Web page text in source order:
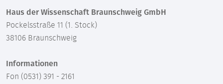
Haus der Wissenschaft Braunschweig GmbH
Pockelsstraße 11 (1. Stock)
38106 Braunschweig
Informationen
Fon (0531) 391 - 2161